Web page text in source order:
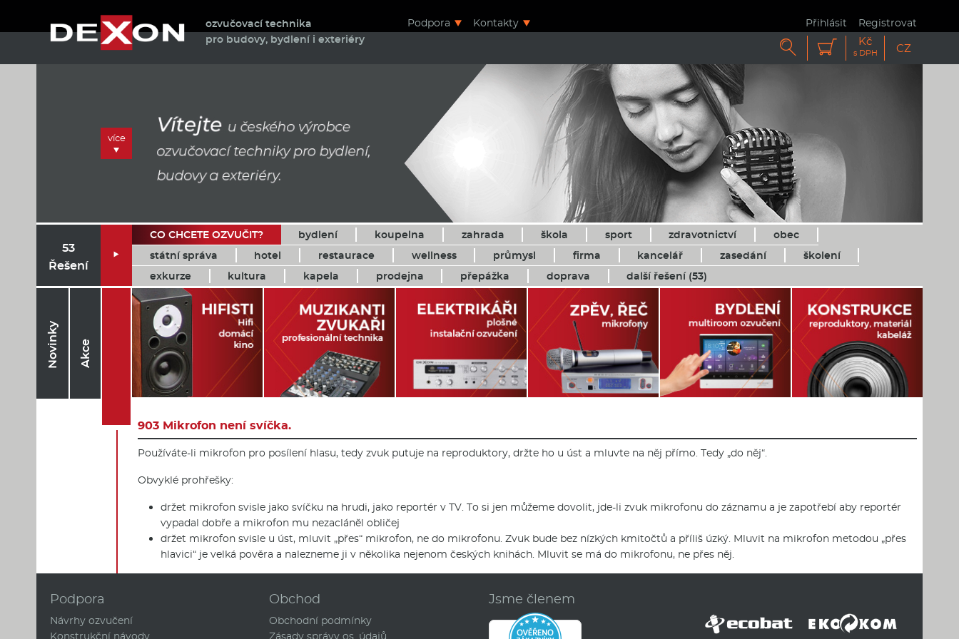
ozvučovací technika
pro budovy, bydlení i exteriéry
Podpora Kontakty Přihlásit Registrovat
  Kč
s DPH CZ
více
53
Řešení

CO CHCETE OZVUČIT? bydlení koupelna zahrada škola sport zdravotnictví
obec
státní správa
hotel restaurace wellness průmysl firma kancelář zasedání
školení
exkurze
kultura kapela prodejna přepážka doprava další řešení (53)
Novinky Akce
903 Mikrofon není svíčka.
Používáte-li mikrofon pro posílení hlasu, tedy zvuk putuje na reproduktory, držte ho u úst a mluvte na něj přímo. Tedy „do něj“.
Obvyklé prohřešky:
držet mikrofon svisle jako svíčku na hrudi, jako reportér v TV. To si jen můžeme dovolit, jde-li zvuk mikrofonu do záznamu a je zapotřebí aby reportér
vypadal dobře a mikrofon mu nezacláněl obličej
držet mikrofon svisle u úst, mluvit „přes“ mikrofon, ne do mikrofonu. Zvuk bude bez nízkých kmitočtů a příliš úzký. Mluvit na mikrofon metodou „přes
hlavici“ je velká pověra a nalezneme ji v několika nejenom českých knihách. Mluvit se má do mikrofonu, ne přes něj.
Podpora
Návrhy ozvučení
Konstrukční návody
Obchod
Obchodní podmínky
Zásady správy os. údajů
Jsme členem